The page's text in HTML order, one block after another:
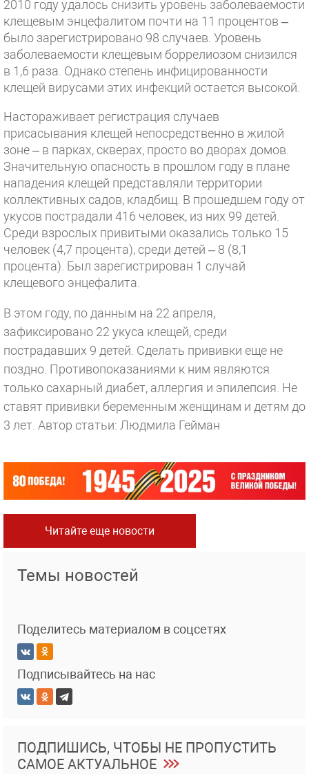
2010 году удалось снизить уровень заболеваемости
клещевым энцефалитом почти на 11 процентов –
было зарегистрировано 98 случаев. Уровень
заболеваемости клещевым боррелиозом снизился
в 1,6 раза. Однако степень инфицированности
клещей вирусами этих инфекций остается высокой.
Настораживает регистрация случаев
присасывания клещей непосредственно в жилой
зоне – в парках, скверах, просто во дворах домов.
Значительную опасность в прошлом году в плане
нападения клещей представляли территории
коллективных садов, кладбищ. В прошедшем году от
укусов пострадали 416 человек, из них 99 детей.
Среди взрослых привитыми оказались только 15
человек (4,7 процента), среди детей – 8 (8,1
процента). Был зарегистрирован 1 случай
клещевого энцефалита.
В этом году, по данным на 22 апреля,
зафиксировано 22 укуса клещей, среди
пострадавших 9 детей. Сделать прививки еще не
поздно. Противопоказаниями к ним являются
только сахарный диабет, аллергия и эпилепсия. Не
ставят прививки беременным женщинам и детям до
3 лет. Автор статьи: Людмила Гейман
Читайте еще новости
Темы новостей
Поделитесь материалом в соцсетях
Подписывайтесь на нас
ПОДПИШИСЬ, ЧТОБЫ НЕ ПРОПУСТИТЬ
САМОЕ АКТУАЛЬНОЕ